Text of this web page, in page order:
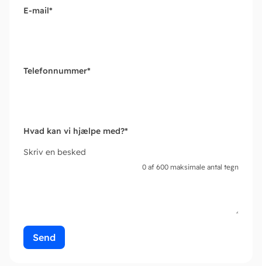
E-mail*
Telefonnummer*
Hvad kan vi hjælpe med?*
Skriv en besked
0 af 600 maksimale antal tegn